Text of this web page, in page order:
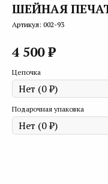
ШЕЙНАЯ
Артикул: 002-93
4 500 ₽
Цепочка
Подарочная упаковка